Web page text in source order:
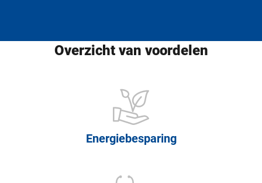
Overzicht van voordelen
Energiebesparing